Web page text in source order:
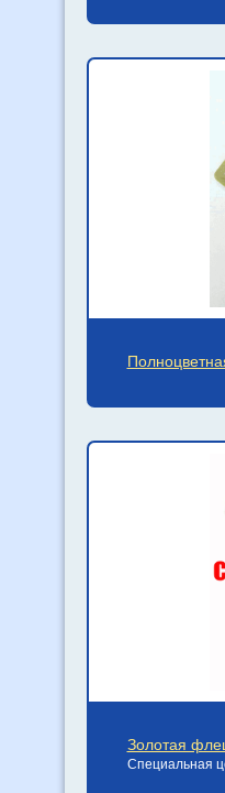
Золотая
Специальная